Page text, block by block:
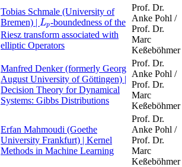
Tobias Schmale (University of
Bremen) | Lp
Lp-boundedness of the
Riesz transform associated with
elliptic Operators
Prof. Dr.
Anke Pohl /
Prof. Dr.
Marc
Keßeböhmer
Manfred Denker (formerly Georg
August University of Göttingen) |
Decision Theory for Dynamical
Systems: Gibbs Distributions
Prof. Dr.
Anke Pohl /
Prof. Dr.
Marc
Keßeböhmer
Erfan Mahmoudi (Goethe
University Frankfurt) | Kernel
Methods in Machine Learning
Prof. Dr.
Anke Pohl /
Prof. Dr.
Marc
Keßeböhmer